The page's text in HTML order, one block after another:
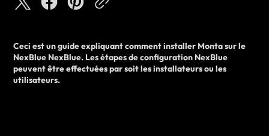
Ceci est un guide expliquant commentinstaller Monta surle
NexBlue NexBlue. Les étapes de configuration NexBlue
peuvent être effectuées parsoitles installateurs ou les
utilisateurs.